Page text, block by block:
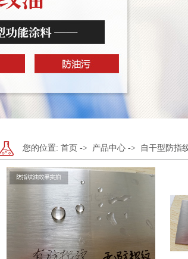
您的位置: 首页 -> 产品中心 -> 自干型防指